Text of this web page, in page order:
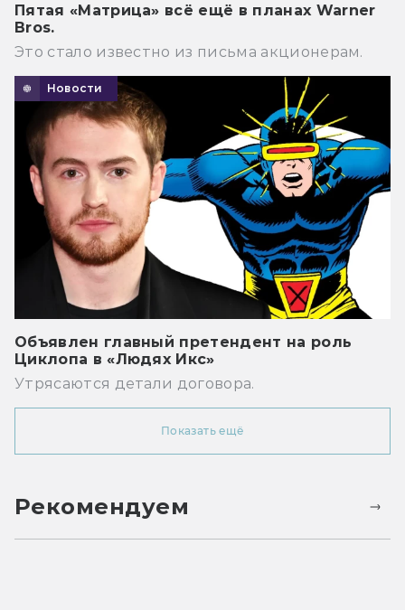
Пятая «Матрица» всё ещё в планах Warner
Bros.
Это стало известно из письма акционерам.
Новости
Объявлен главный претендент на роль
Циклопа в «Людях Икс»
Утрясаются детали договора.
Показать ещё
Рекомендуем